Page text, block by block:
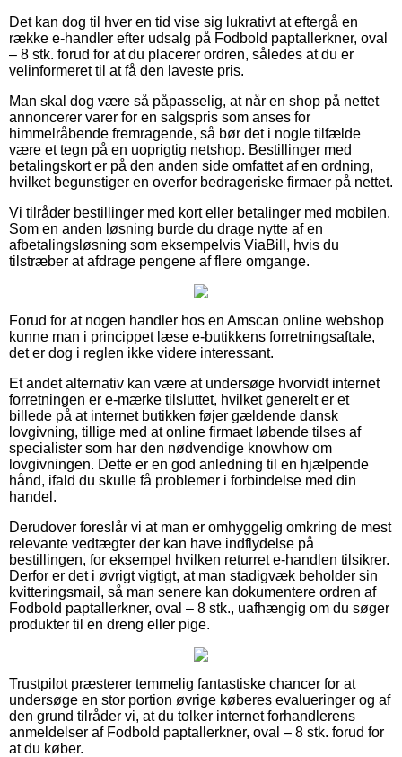
Det kan dog til hver en tid vise sig lukrativt at eftergå en
række e-handler efter udsalg på Fodbold paptallerkner, oval
– 8 stk. forud for at du placerer ordren, således at du er
velinformeret til at få den laveste pris.
Man skal dog være så påpasselig, at når en shop på nettet
annoncerer varer for en salgspris som anses for
himmelråbende fremragende, så bør det i nogle tilfælde
være et tegn på en uoprigtig netshop. Bestillinger med
betalingskort er på den anden side omfattet af en ordning,
hvilket begunstiger en overfor bedrageriske firmaer på nettet.
Vi tilråder bestillinger med kort eller betalinger med mobilen.
Som en anden løsning burde du drage nytte af en
afbetalingsløsning som eksempelvis ViaBill, hvis du
tilstræber at afdrage pengene af flere omgange.
Forud for at nogen handler hos en Amscan online webshop
kunne man i princippet læse e-butikkens forretningsaftale,
det er dog i reglen ikke videre interessant.
Et andet alternativ kan være at undersøge hvorvidt internet
forretningen er e-mærke tilsluttet, hvilket generelt er et
billede på at internet butikken føjer gældende dansk
lovgivning, tillige med at online firmaet løbende tilses af
specialister som har den nødvendige knowhow om
lovgivningen. Dette er en god anledning til en hjælpende
hånd, ifald du skulle få problemer i forbindelse med din
handel.
Derudover foreslår vi at man er omhyggelig omkring de mest
relevante vedtægter der kan have indflydelse på
bestillingen, for eksempel hvilken returret e-handlen tilsikrer.
Derfor er det i øvrigt vigtigt, at man stadigvæk beholder sin
kvitteringsmail, så man senere kan dokumentere ordren af
Fodbold paptallerkner, oval – 8 stk., uafhængig om du søger
produkter til en dreng eller pige.
Trustpilot præsterer temmelig fantastiske chancer for at
undersøge en stor portion øvrige køberes evalueringer og af
den grund tilråder vi, at du tolker internet forhandlerens
anmeldelser af Fodbold paptallerkner, oval – 8 stk. forud for
at du køber.